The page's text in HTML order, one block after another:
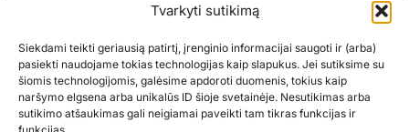
Tvarkyti sutikimą
Siekdami teikti geriausią patirtį, įrenginio informacijai saugoti ir (arba)
pasiekti naudojame tokias technologijas kaip slapukus. Jei sutiksime su
šiomis technologijomis, galėsime apdoroti duomenis, tokius kaip
naršymo elgsena arba unikalūs ID šioje svetainėje. Nesutikimas arba
sutikimo atšaukimas gali neigiamai paveikti tam tikras funkcijas ir
Didmena
Darbų portfolio
Privatumo politika